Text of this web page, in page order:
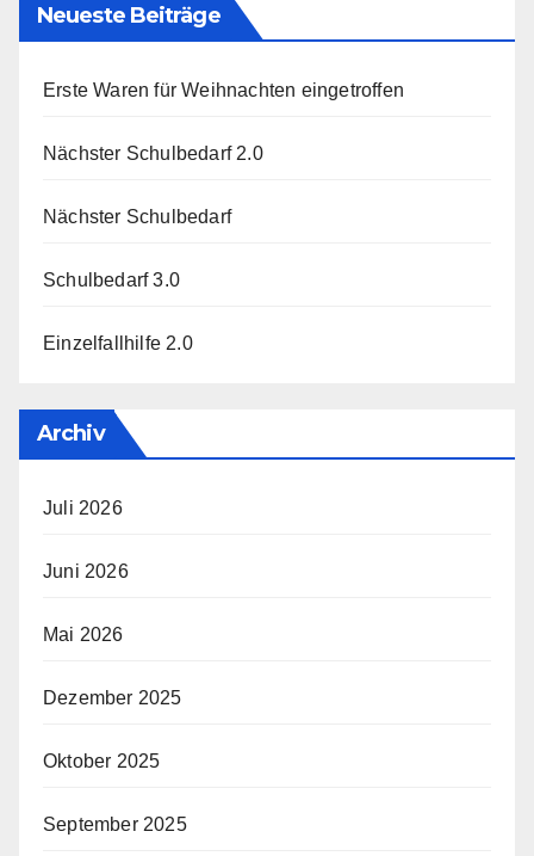
Neueste Beiträge
Erste Waren für Weihnachten eingetroffen
Nächster Schulbedarf 2.0
Nächster Schulbedarf
Schulbedarf 3.0
Einzelfallhilfe 2.0
Archiv
Juli 2026
Juni 2026
Mai 2026
Dezember 2025
Oktober 2025
September 2025